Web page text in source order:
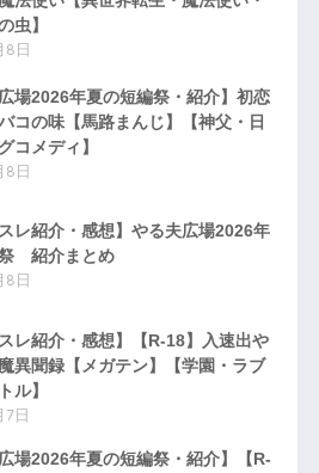
虫】
8日
広場2026年夏の短編祭・紹介】初恋
コの味【馬路まんじ】【神父・日
コメディ】
8日
スレ紹介・感想】やる夫広場2026年
紹介まとめ
8日
スレ紹介・感想】【R-18】入速出や
異聞録【メガテン】【学園・ラブ
ル】
7日
広場2026年夏の短編祭・紹介】【R-